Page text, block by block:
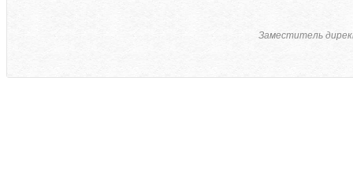
Заместитель